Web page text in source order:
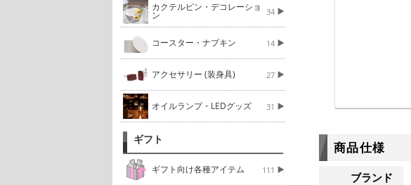
カクテルピン・デコレーショ
ン 34
コースター・ナプキン 14
アクセサリー (装身具) 27
オイルランプ・LEDグッズ 31
ギフト
ギフト向け各種アイテム 111
商品仕様
ブランド